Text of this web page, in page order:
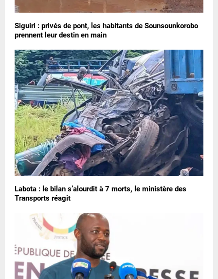
Siguiri : privés de pont, les habitants de Sounsounkorobo
prennent leur destin en main
Labota : le bilan s’alourdit à 7 morts, le ministère des
Transports réagit